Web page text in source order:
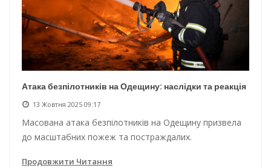
Атака безпілотників на Одещину: наслідки та реакція
13 Жовтня 2025 09:17
Масована атака безпілотників на Одещину призвела
до масштабних пожеж та постраждалих.
Продовжити Читання